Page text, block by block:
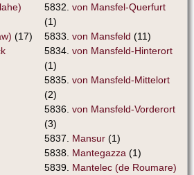
(17)
5832. von Mansfel-Querfurt
(1)
5833. von Mansfeld (11)
5834. von Mansfeld-Hinterort
(1)
5835. von Mansfeld-Mittelort
(2)
5836. von Mansfeld-Vorderort
(3)
5837. Mansur (1)
5838. Mantegazza (1)
5839. Mantelec (de Roumare)